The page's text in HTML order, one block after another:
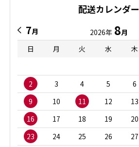
配送カレンダー
7月 2026年 8月
日
月 火 水 木
2
3 4 5 6
9
10 11 12 13
16
17 18 19 20
23
24 25 26 27